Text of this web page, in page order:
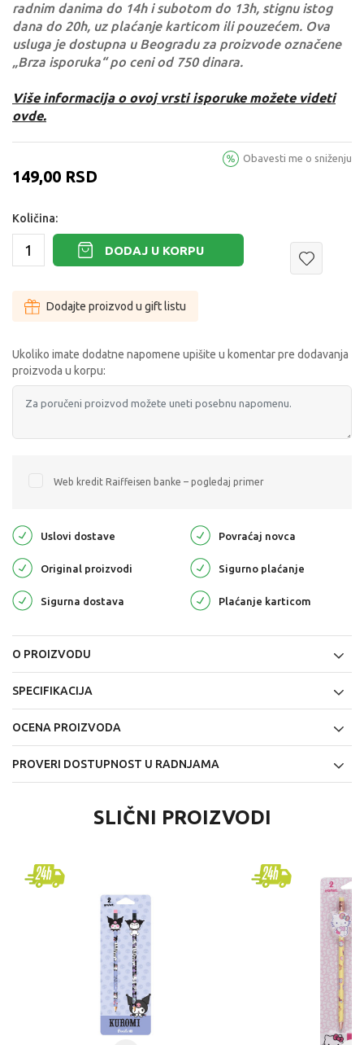
radnim danima do 14h i subotom do 13h, stignu istog
dana do 20h, uz plaćanje karticom ili pouzećem. Ova
usluga je dostupna u Beogradu za proizvode označene
„Brza isporuka“ po ceni od 750 dinara.
Više informacija o ovoj vrsti isporuke možete videti
ovde.
149,00 RSD
Obavesti me o sniženju
Količina:
DODAJ U KORPU
Dodajte proizvod u gift listu
Ukoliko imate dodatne napomene upišite u komentar pre dodavanja
proizvoda u korpu:
Web kredit Raiffeisen banke – pogledaj primer
Uslovi dostave Povraćaj novca
Original proizvodi Sigurno plaćanje
Sigurna dostava Plaćanje karticom
O PROIZVODU
SPECIFIKACIJA
OCENA PROIZVODA
PROVERI DOSTUPNOST U RADNJAMA
SLIČNI PROIZVODI